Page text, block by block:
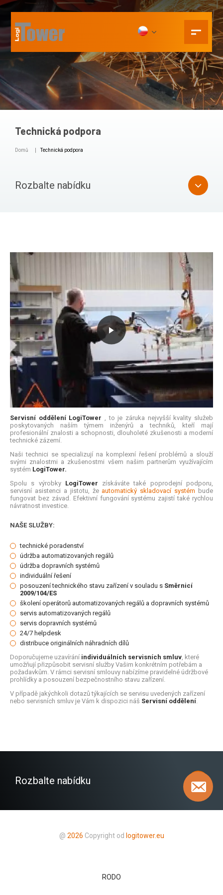
Technická podpora
Domů Technická podpora
Rozbalte nabídku
Servisní oddělení LogiTower , to je záruka nejvyšší kvality služeb
poskytovaných naším týmem inženýrů a techniků, kteří mají
profesionální znalosti a schopnosti, dlouholeté zkušenosti a moderní
technické zázemí.
Naši technici se specializují na komplexní řešení problémů a slouží
svými znalostmi a zkušenostmi všem našim partnerům využívajícím
systém LogiTower.
Spolu s výrobky LogiTower získáváte také poprodejní podporu,
servisní asistenci a jistotu, žeautomatický skladovací systém bude
fungovat bez závad. Efektivní fungování systému zajistí také rychlou
návratnost investice.
NAŠE SLUŽBY:
technické poradenství
údržba automatizovaných regálů
údržba dopravních systémů
individuální řešení
posouzení technického stavu zařízení v souladu s Směrnicí
2009/104/ES
školení operátorů automatizovaných regálů a dopravních systémů
servis automatizovaných regálů
servis dopravních systémů
24/7 helpdesk
distribuce originálních náhradních dílů
Doporučujeme uzavírání individuálních servisních smluv, které
umožňují přizpůsobit servisní služby Vašim konkrétním potřebám a
požadavkům. V rámci servisní smlouvy nabízíme pravidelné údržbové
prohlídky a posouzení bezpečnostního stavu zařízení.
V případě jakýchkoli dotazů týkajících se servisu uvedených zařízení
nebo servisních smluv je Vám k dispozici náš Servisní oddělení.
Rozbalte nabídku
@ 2026 Copyright od logitower.eu
RODO